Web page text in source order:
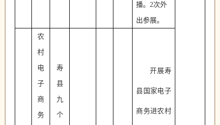
播。2次外
出参展。
农
村
电
子
商
务
寿
县
九
个
开展寿
县国家电子
商务进农村